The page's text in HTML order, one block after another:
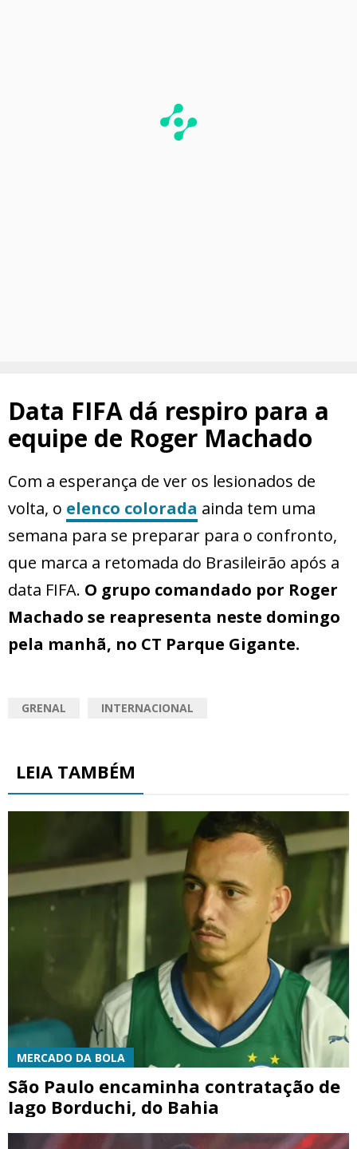
Data FIFA dá respiro para a
equipe de Roger Machado
Com a esperança de ver os lesionados de
volta, o elenco colorada ainda tem uma
semana para se preparar para o confronto,
que marca a retomada do Brasileirão após a
data FIFA. O grupo comandado por Roger
Machado se reapresenta neste domingo
pela manhã, no CT Parque Gigante.
GRENAL INTERNACIONAL
LEIA TAMBÉM
MERCADO DA BOLA
São Paulo encaminha contratação de
Iago Borduchi, do Bahia